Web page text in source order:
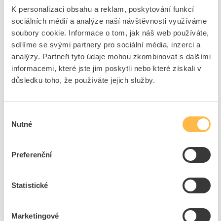
K personalizaci obsahu a reklam, poskytování funkcí
sociálních médií a analýze naší návštěvnosti využíváme
soubory cookie. Informace o tom, jak náš web používáte,
sdílíme se svými partnery pro sociální média, inzerci a
analýzy. Partneři tyto údaje mohou zkombinovat s dalšími
informacemi, které jste jim poskytli nebo které získali v
důsledku toho, že používáte jejich služby.
souhlasu
Nutné
Preferenční
Statistické
Marketingové
ks
Přidat k porovnání
130 ks
8dní 116 ks
Kód ELFETEX
10.063.054
374,39 Kč/ks